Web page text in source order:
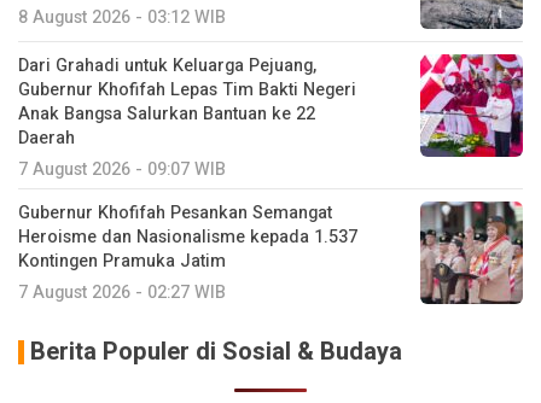
8 August 2026 - 03:12 WIB
Dari Grahadi untuk Keluarga Pejuang,
Gubernur Khofifah Lepas Tim Bakti Negeri
Anak Bangsa Salurkan Bantuan ke 22
Daerah
7 August 2026 - 09:07 WIB
Gubernur Khofifah Pesankan Semangat
Heroisme dan Nasionalisme kepada 1.537
Kontingen Pramuka Jatim
7 August 2026 - 02:27 WIB
Berita Populer di Sosial & Budaya